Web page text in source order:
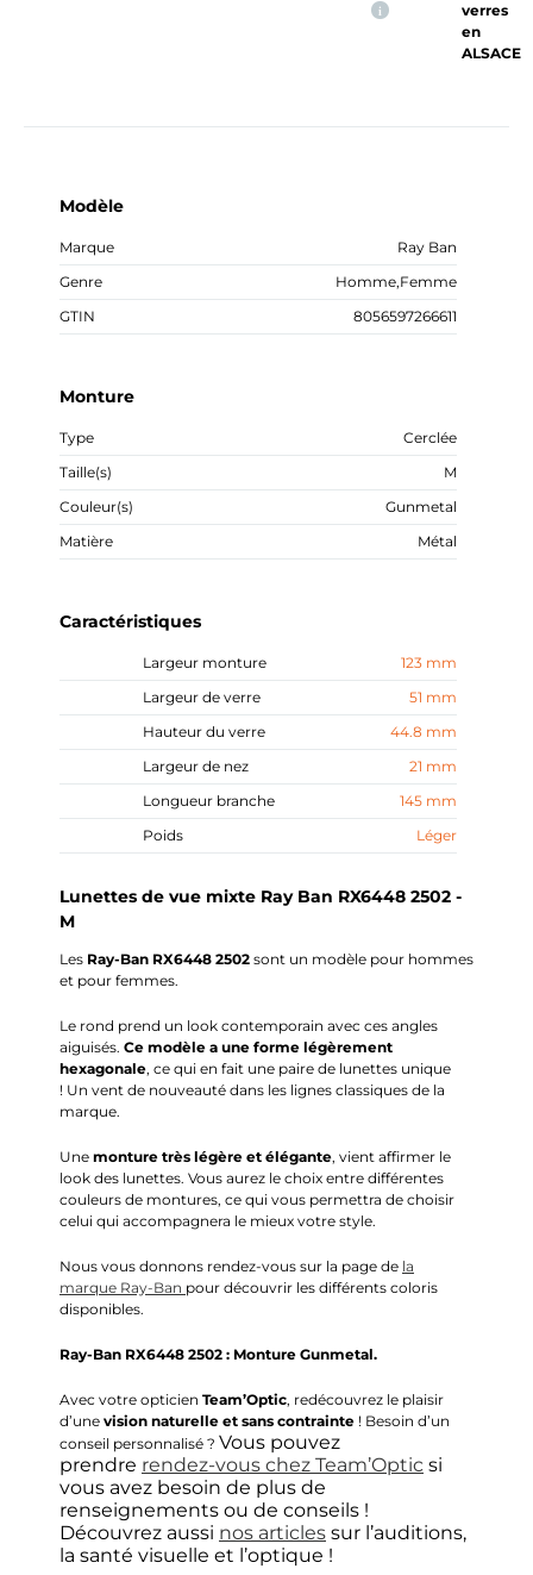
i
verres
en
ALSACE
Modèle
Marque
Ray Ban
Genre
Homme,Femme
GTIN
8056597266611
Monture
Type
Cerclée
Taille(s)
M
Couleur(s)
Gunmetal
Matière
Métal
Caractéristiques
Largeur monture
123 mm
Largeur de verre
51 mm
Hauteur du verre
44.8 mm
Largeur de nez
21 mm
Longueur branche
145 mm
Poids
Léger
Lunettes de vue mixte Ray Ban RX6448 2502 -
M
Les Ray-Ban RX6448 2502 sont un modèle pour hommes
et pour femmes.
Le rond prend un look contemporain avec ces angles
aiguisés. Ce modèle a une forme légèrement
hexagonale, ce qui en fait une paire de lunettes unique
! Un vent de nouveauté dans les lignes classiques de la
marque.
Une monture très légère et élégante, vient affirmer le
look des lunettes. Vous aurez le choix entre différentes
couleurs de montures, ce qui vous permettra de choisir
celui qui accompagnera le mieux votre style.
Nous vous donnons rendez-vous sur la page de la
marque Ray-Ban pour découvrir les différents coloris
disponibles.
Ray-Ban RX6448 2502 : Monture Gunmetal.
Avec votre opticien Team’Optic, redécouvrez le plaisir
d’une vision naturelle et sans contrainte ! Besoin d’un
conseil personnalisé ? Vous pouvez
prendre rendez-vous chez Team’Optic si
vous avez besoin de plus de
renseignements ou de conseils !
Découvrez aussi nos articles sur l’auditions,
la santé visuelle et l’optique !